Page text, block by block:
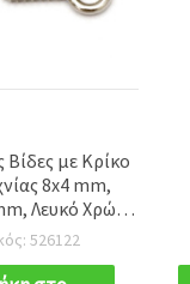
Βίδες με Κρίκο
8x4 mm,
Λευκό Χρώμα
100 τεμ.
526122